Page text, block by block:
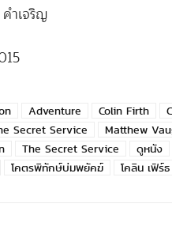
ำเจริญ
Adventure Colin Firth
Secret Service
Matthew
The Secret Service
ดูหนัง
โคตรพิทักษ์บ่มพยัคฆ์ โคลิน เฟิร์ธ